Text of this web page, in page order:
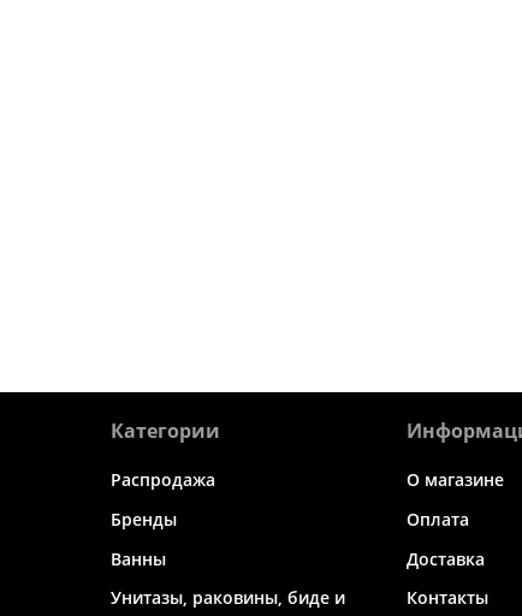
Категории
Распродажа
Бренды
Ванны
Унитазы, раковины, биде и
О магазине
Оплата
Доставка
Контакты